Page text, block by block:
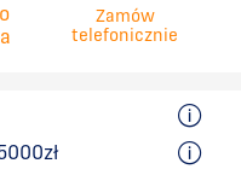
Zamów
telefonicznie